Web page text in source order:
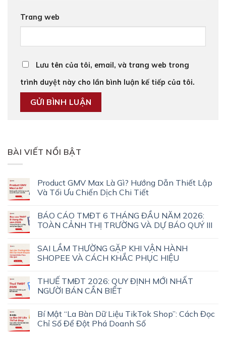
Trang web
Lưu tên của tôi, email, và trang web trong
trình duyệt này cho lần bình luận kế tiếp của tôi.
BÀI VIẾT NỔI BẬT
Product GMV Max Là Gì? Hướng Dẫn Thiết Lập
Và Tối Ưu Chiến Dịch Chi Tiết
BÁO CÁO TMĐT 6 THÁNG ĐẦU NĂM 2026:
TOÀN CẢNH THỊ TRƯỜNG VÀ DỰ BÁO QUÝ III
SAI LẦM THƯỜNG GẶP KHI VẬN HÀNH
SHOPEE VÀ CÁCH KHẮC PHỤC HIỆU
THUẾ TMĐT 2026: QUY ĐỊNH MỚI NHẤT
NGƯỜI BÁN CẦN BIẾT
Bí Mật “La Bàn Dữ Liệu TikTok Shop”: Cách Đọc
Chỉ Số Để Đột Phá Doanh Số